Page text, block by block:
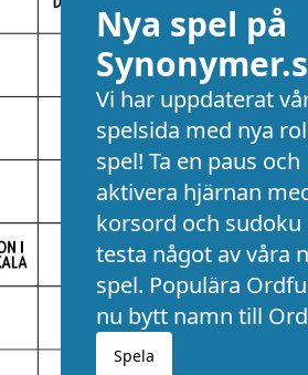
Nya spel på
Vi har uppdaterat
spelsida med nya
spel! Ta en paus och
aktivera hjärnan
korsord och sudoku
testa något av våra
spel. Populära
nu bytt namn till
Spela